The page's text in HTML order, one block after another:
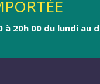
20h 00 du lundi au